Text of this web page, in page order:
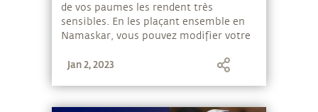
de vos paumes les rendent très
sensibles. En les plaçant ensemble en
Namaskar, vous pouvez modifier votre
Jan 2, 2023